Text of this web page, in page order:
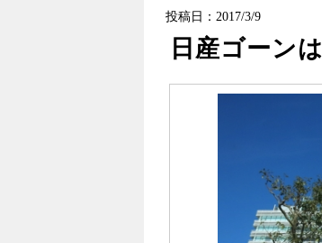
投稿日：2017/3/9
日産ゴーン